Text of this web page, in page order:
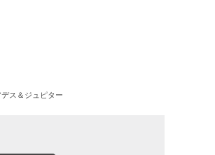
ス＆ジュピター